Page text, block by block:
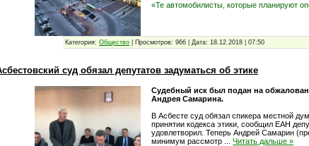
«Те автомобилисты, которые планируют
Категория: Общество Просмотров: 966 Дата: 18.12.2018 |07:50
суд обязал депутатов задуматься об этике
Судебный иск был подан на
Андрея Самарина.
В Асбесте суд обязал спикера местной
принятии кодекса этики, сообщил ЕАН
удовлетворил. Теперь Андрей Самарин
минимум рассмотр
...Читать дальше »